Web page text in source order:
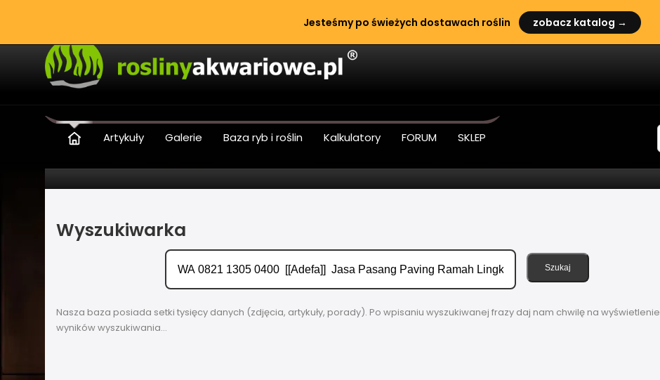
Jesteśmy po świeżych dostawach roślin zobacz katalog →
Artykuły Galerie Baza ryb i roślin Kalkulatory FORUM SKLEP
Wyszukiwarka
Szukaj
Nasza baza posiada setki tysięcy danych (zdjęcia, artykuły, porady). Po wpisaniu wyszukiwanej frazy daj nam chwilę na wyświetlenie
wyników wyszukiwania...